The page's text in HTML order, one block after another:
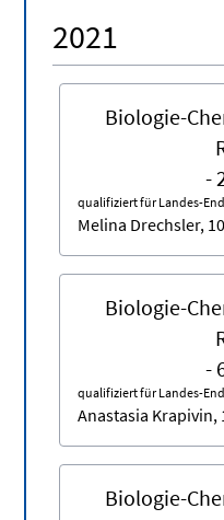
2021
Biologie-
-
qualifiziert für Landes-
Melina Drechsler,
Biologie-
-
qualifiziert für Landes-
Anastasia Krapivin,
Biologie-